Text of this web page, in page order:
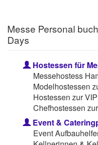
Messe Personal
Days
Hostessen für
Messehostess
Modelhostessen
Hostessen zur
Chefhostessen
Event &
Event